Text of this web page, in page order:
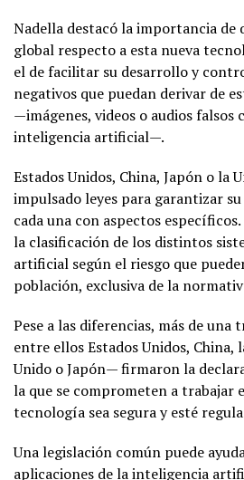
Nadella destacó la importancia de
global respecto a esta nueva
el de facilitar su desarrollo y
negativos que puedan derivar de
—imágenes, videos o audios falsos
inteligencia artificial—.
Estados Unidos, China, Japón o la
impulsado leyes para garantizar
cada una con aspectos
la clasificación de los distintos
artificial según el riesgo que
población, exclusiva de la
Pese a las diferencias, más de
entre ellos Estados Unidos, China,
Unido o Japón— firmaron la
la que se comprometen a trabajar
tecnología sea segura y esté
Una legislación común puede
aplicaciones de la inteligencia